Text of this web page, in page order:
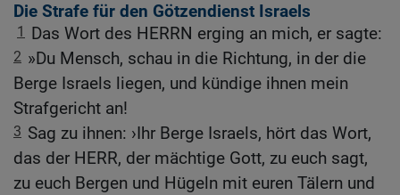
Die Strafe für den Götzendienst Israels
1 Das Wort des HERRN erging an mich, er sagte:
2 »Du Mensch, schau in die Richtung, in der die
Berge Israels liegen, und kündige ihnen mein
Strafgericht an!
3 Sag zu ihnen: ›Ihr Berge Israels, hört das Wort,
das der HERR, der mächtige Gott, zu euch sagt,
zu euch Bergen und Hügeln mit euren Tälern und